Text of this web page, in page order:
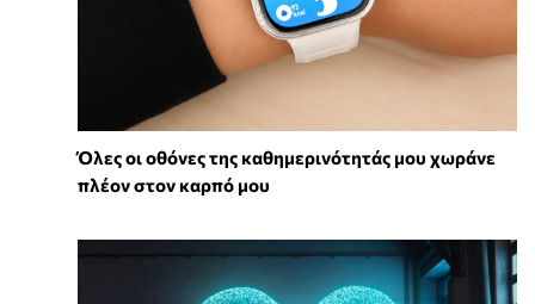
Όλες οι οθόνες της καθημερινότητάς μου χωράνε
πλέον στον καρπό μου